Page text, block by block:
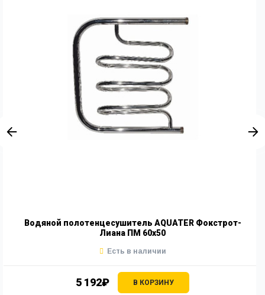
Водяной полотенцесушитель AQUATER Фокстрот-
Лиана ПМ 60х50
5 192₽ В КОРЗИНУ
Есть в наличии